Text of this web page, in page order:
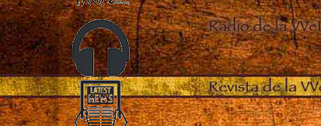
Radio de la
Revista de la